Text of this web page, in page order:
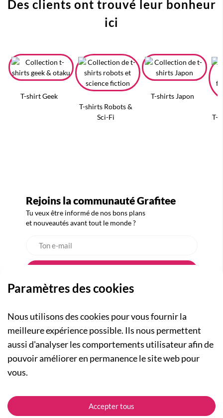
Des clients ont trouvé leur bonheur
ici
T-shirt Geek
T-shirts Robots &
Sci-Fi
T-shirts Japon
T-
Rejoins la communauté Grafitee
Tu veux être informé de nos bons plans
et nouveautés avant tout le monde ?
A PROPOS
Qui sommes-nous ?
Actualités
Nos engagements
NOS RUBRIQUES
Collection Femme
ASSISTANCE
Suivre ma commande
Paramètres des cookies
Nous utilisons des cookies pour vous fournir la
meilleure expérience possible. Ils nous permettent
aussi d'analyser les comportements utilisateur afin de
pouvoir améliorer en permanence le site web pour
vous.
Accepter tous